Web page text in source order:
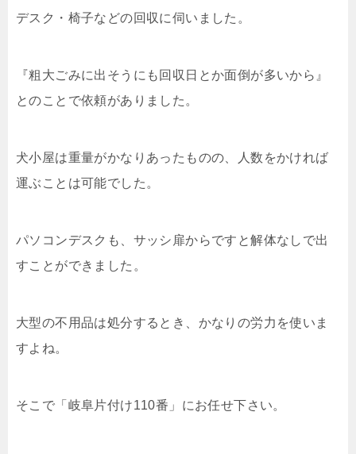
デスク・椅子などの回収に伺いました。
『粗大ごみに出そうにも回収日とか面倒が多いから』
とのことで依頼がありました。
犬小屋は重量がかなりあったものの、人数をかければ
運ぶことは可能でした。
パソコンデスクも、サッシ扉からですと解体なしで出
すことができました。
大型の不用品は処分するとき、かなりの労力を使いま
すよね。
そこで「岐阜片付け110番」にお任せ下さい。